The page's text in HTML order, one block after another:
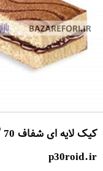
کیک لایه ای شفاف 70 گرمی نظری
p30roid.ir